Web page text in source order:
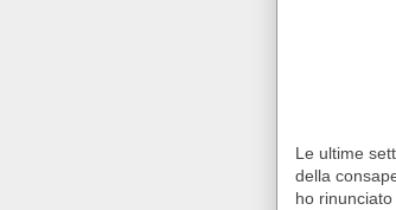
Le ultime
della
ho